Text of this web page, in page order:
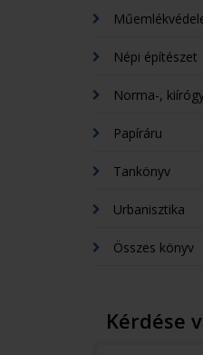
Népi építészet
Norma-,
Papíráru
Tankönyv
Urbanisztika
Összes könyv
Kérdése